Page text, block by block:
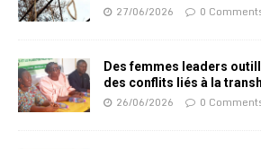
27/06/2026 0
Des femmes leaders
des conflits liés à la
26/06/2026 0